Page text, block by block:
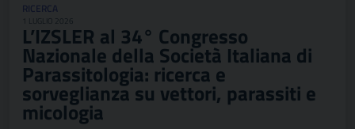
RICERCA
1 LUGLIO 2026
L’IZSLER al 34° Congresso
Nazionale della Società Italiana di
Parassitologia: ricerca e
sorveglianza su vettori, parassiti e
micologia